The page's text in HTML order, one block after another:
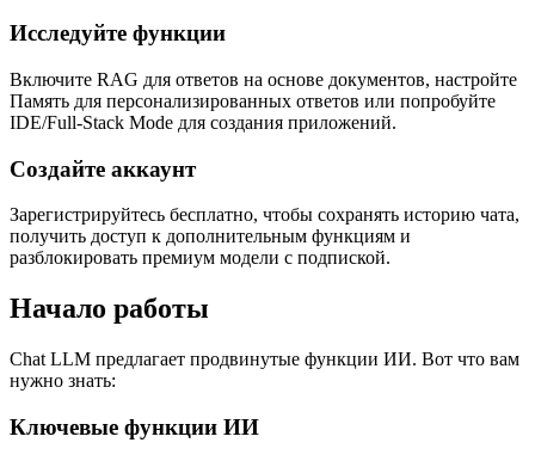
Исследуйте функции
Включите RAG для ответов на основе документов, настройте
Память для персонализированных ответов или попробуйте
IDE/Full-Stack Mode для создания приложений.
Создайте аккаунт
Зарегистрируйтесь бесплатно, чтобы сохранять историю чата,
получить доступ к дополнительным функциям и
разблокировать премиум модели с подпиской.
Начало работы
Chat LLM предлагает продвинутые функции ИИ. Вот что вам
нужно знать:
Ключевые функции ИИ